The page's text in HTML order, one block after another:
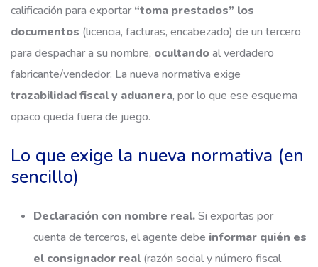
calificación para exportar“toma prestados” los
documentos (licencia, facturas, encabezado) de un tercero
para despachar a su nombre, ocultandoal verdadero
fabricante/vendedor. La nueva normativa exige
trazabilidad fiscal y aduanera, por lo que ese esquema
opaco queda fuera de juego.
Lo que exige la nueva normativa (en
sencillo)
Declaración con nombre real.Si exportas por
cuenta de terceros, el agente debe informar quién es
el consignador real(razón social y número fiscal